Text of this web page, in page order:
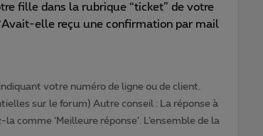
fille dans la rubrique “ticket” de votre
elle reçu une confirmation par mail
votre numéro de ligne ou de client.
sur le forum) Autre conseil : La réponse à
comme ‘Meilleure réponse’. L’ensemble de la